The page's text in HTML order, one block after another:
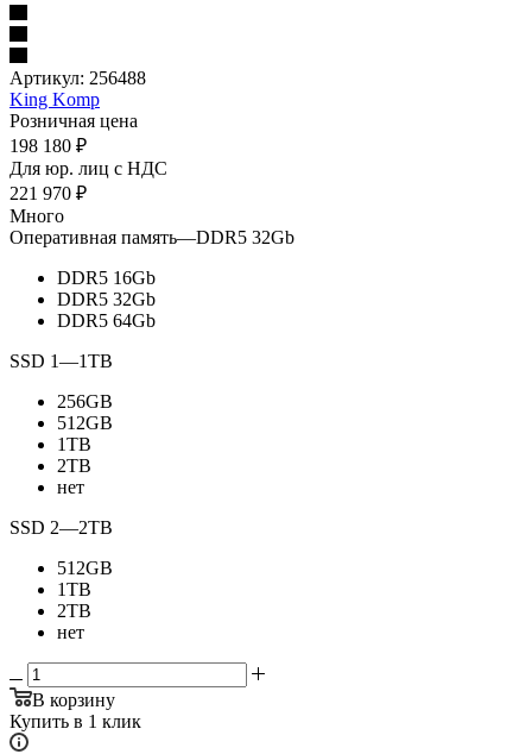
Артикул: 256488
King Komp
Розничная цена
198 180 ₽
Для юр. лиц c НДС
221 970 ₽
Много
Оперативная память—DDR5 32Gb
DDR5 16Gb
DDR5 32Gb
DDR5 64Gb
SSD 1—1TB
256GB
512GB
1TB
2TB
нет
SSD 2—2TB
512GB
1TB
2TB
нет
В корзину
Купить в 1 клик